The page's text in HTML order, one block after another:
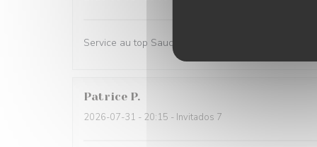
Service au top Sauce viande excellente et
Patrice P
2026-07-31 - 20:15 - Invitados 7